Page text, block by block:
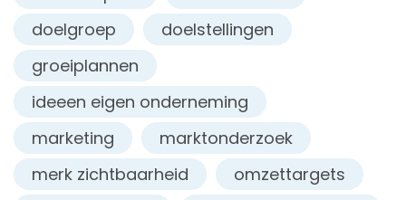
doelgroep
doelstellingen
groeiplannen
ideeen eigen onderneming
marketing
marktonderzoek
merk zichtbaarheid
omzettargets